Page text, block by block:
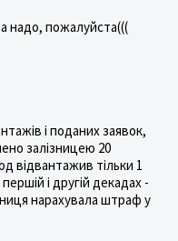
надо, пожалуйста(((
і поданих заявок,
залізницею 20
відвантажив тільки 1
і другій декадах -
нарахувала штраф у